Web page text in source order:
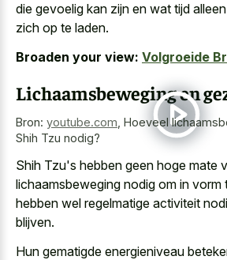
die gevoelig kan zijn en wat tijd
zich op te laden.
Broaden your view: Volgroeide
Lichaamsbeweging en
Bron: youtube.com Hoeveel
Shih Tzu nodig?
Shih Tzu's hebben geen hoge mate
lichaamsbeweging nodig om in vorm
hebben wel regelmatige activiteit
blijven.
Hun gematigde energieniveau